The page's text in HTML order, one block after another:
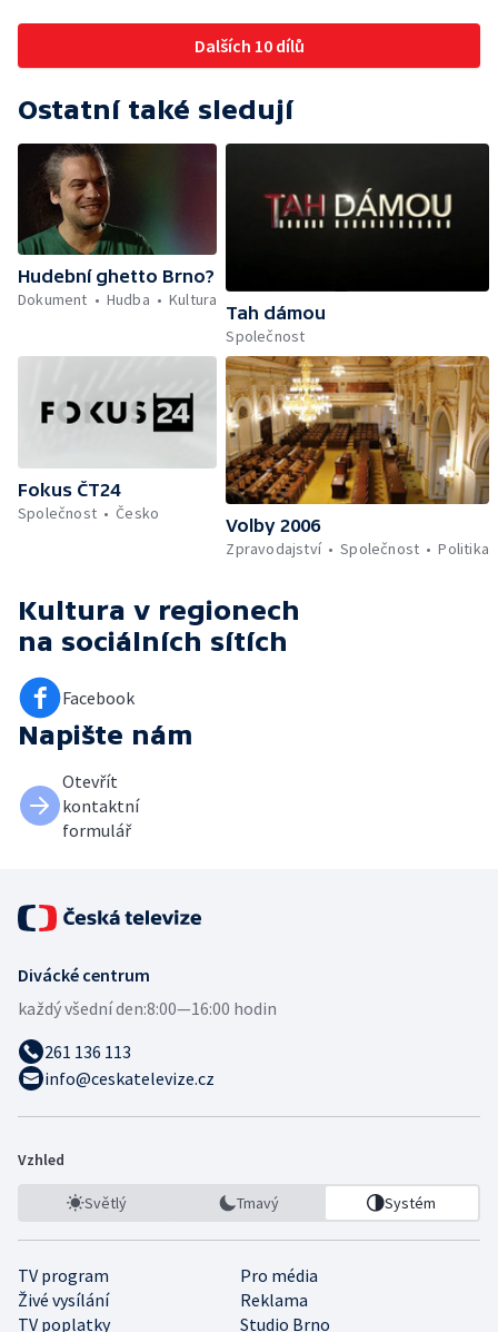
Dalších 10 dílů
Ostatní také sledují
Hudební ghetto Brno?
Dokument
Hudba Kultura
Tah dámou
Společnost
Fokus ČT24
Společnost
Česko
Volby 2006
Zpravodajství
Společnost Politika
Kultura v regionech
na sociálních sítích
Facebook
Napište nám
Otevřít
kontaktní
formulář
Divácké centrum
každý všední den:8:00—16:00 hodin
261 136 113
info@ceskatelevize.cz
Vzhled
Světlý Tmavý Systém
TV program
Pro média
Živé vysílání
Reklama
TV poplatky
Studio Brno